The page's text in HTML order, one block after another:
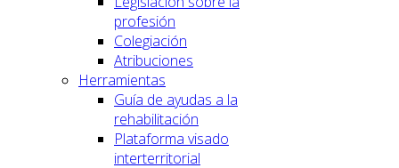
profesión
Colegiación
Atribuciones
Herramientas
Guía de ayudas a la
rehabilitación
Plataforma visado
interterritorial